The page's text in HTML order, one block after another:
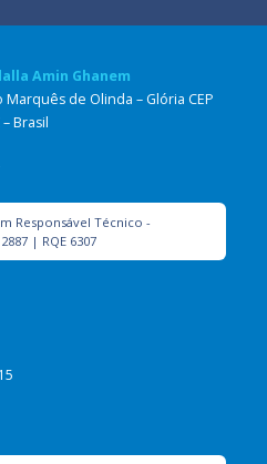
Amin Ghanem
Marquês de Olinda – Glória CEP
Brasil
Responsável Técnico -
| RQE 6307